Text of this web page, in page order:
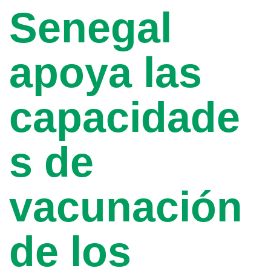
Senegal
apoya las
capacidade
s de
vacunación
de los